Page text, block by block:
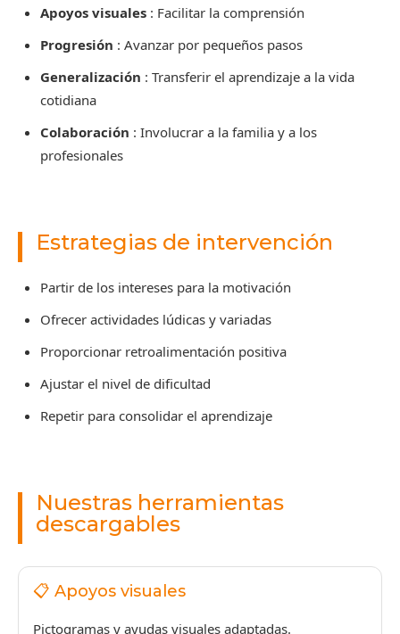
Apoyos visuales : Facilitar la comprensión
Progresión : Avanzar por pequeños pasos
Generalización : Transferir el aprendizaje a la vida
cotidiana
Colaboración : Involucrar a la familia y a los
profesionales
Estrategias de intervención
Partir de los intereses para la motivación
Ofrecer actividades lúdicas y variadas
Proporcionar retroalimentación positiva
Ajustar el nivel de dificultad
Repetir para consolidar el aprendizaje
Nuestras herramientas
descargables
📋 Apoyos visuales
Pictogramas y ayudas visuales adaptadas.